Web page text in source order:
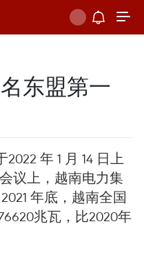
东盟第一
年 1 月 14 日上
议上，越南电力集
年底，越南全国
兆瓦，比2020年